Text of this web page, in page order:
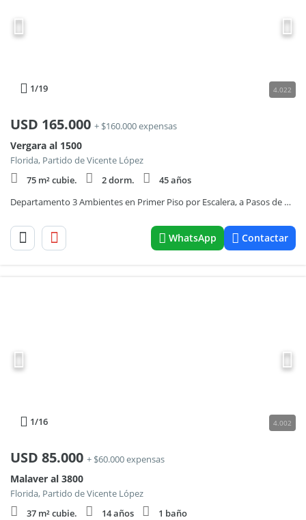
1/19 4.022
USD 165.000 + $160.000 expensas
Vergara al 1500
Florida, Partido de Vicente López
75 m² cubie.
2 dorm.
45 años
Departamento 3 Ambientes en Primer Piso por Escalera, a Pasos de Av. Maipú- En Venta
WhatsApp Contactar
1/16 4.002
USD 85.000 + $60.000 expensas
Malaver al 3800
Florida, Partido de Vicente López
37 m² cubie.
14 años
1 baño